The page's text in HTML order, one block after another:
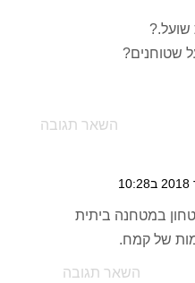
שטוחנים?
השאר תגובה
במטחנה ביתית
של קמח.
השאר תגובה